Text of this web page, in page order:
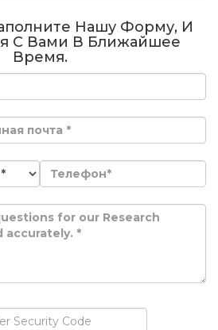
Нашу Форму, И
С Вами В Ближайшее
Время.